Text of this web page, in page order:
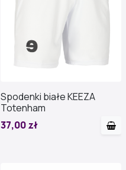
Spodenki białe KEEZA
Totenham
37,00 zł